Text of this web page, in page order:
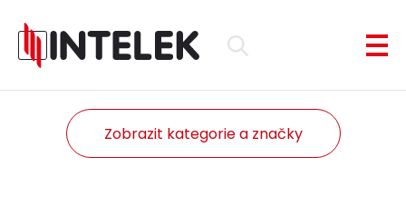
Zobrazit kategorie a značky